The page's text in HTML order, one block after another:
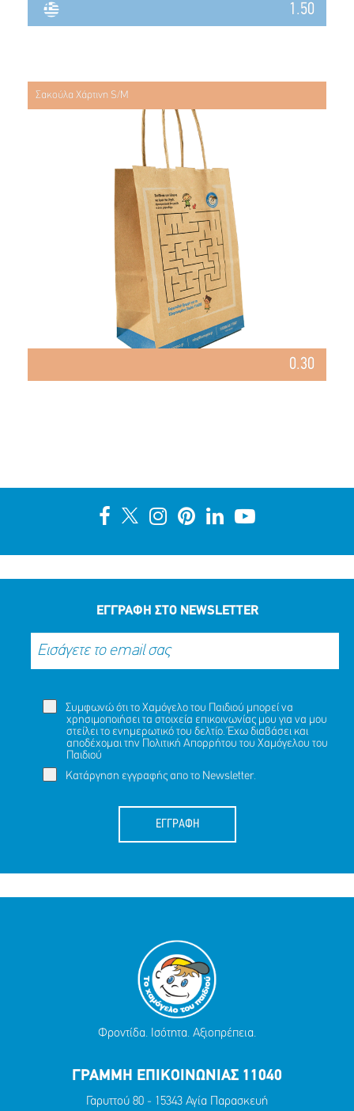
1.50
Σακούλα Χάρτινη S/M
0.30
ΕΓΓΡΑΦΗ ΣΤΟ NEWSLETTER
Συμφωνώ ότι το Χαμόγελο του Παιδιού μπορεί να
χρησιμοποιήσει τα στοιχεία επικοινωνίας μου για να μου
στείλει το ενημερωτικό του δελτίο. Έχω διαβάσει και
αποδέχομαι την Πολιτική Απορρήτου του Χαμόγελου του
Παιδιού
Κατάργηση εγγραφής απο το Newsletter.
ΕΓΓΡΑΦΗ
Φροντίδα. Ισότητα. Αξιοπρέπεια.
ΓΡΑΜΜΗ ΕΠΙΚΟΙΝΩΝΙΑΣ 11040
Γαρυττού 80 - 15343 Αγία Παρασκευή